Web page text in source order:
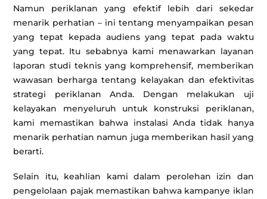
Namun periklanan yang efektif lebih dari sekedar
menarik perhatian – ini tentang menyampaikan pesan
yang tepat kepada audiens yang tepat pada waktu
yang tepat. Itu sebabnya kami menawarkan layanan
laporan studi teknis yang komprehensif, memberikan
wawasan berharga tentang kelayakan dan efektivitas
strategi periklanan Anda. Dengan melakukan uji
kelayakan menyeluruh untuk konstruksi periklanan,
kami memastikan bahwa instalasi Anda tidak hanya
menarik perhatian namun juga memberikan hasil yang
berarti.
Selain itu, keahlian kami dalam perolehan izin dan
pengelolaan pajak memastikan bahwa kampanye iklan